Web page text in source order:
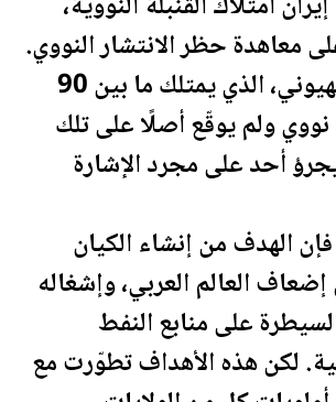
معاهدة حظر الانتشار النووي.
أما الكيان الصهيوني، الذي يمتلك ما بين 90
رأس نووي ولم يوقّع أصلًا على تلك
أحد على مجرد الإشارة
الهدف من إنشاء الكيان
العالم العربي، وإشغاله
على منابعالنفط
لكن هذه الأهداف تطوّرت مع